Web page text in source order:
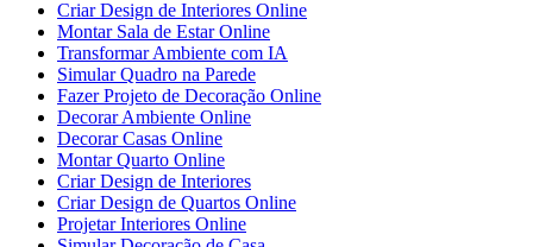
Criar Design de Interiores Online
Montar Sala de Estar Online
Transformar Ambiente com IA
Simular Quadro na Parede
Fazer Projeto de Decoração Online
Decorar Ambiente Online
Decorar Casas Online
Montar Quarto Online
Criar Design de Interiores
Criar Design de Quartos Online
Projetar Interiores Online